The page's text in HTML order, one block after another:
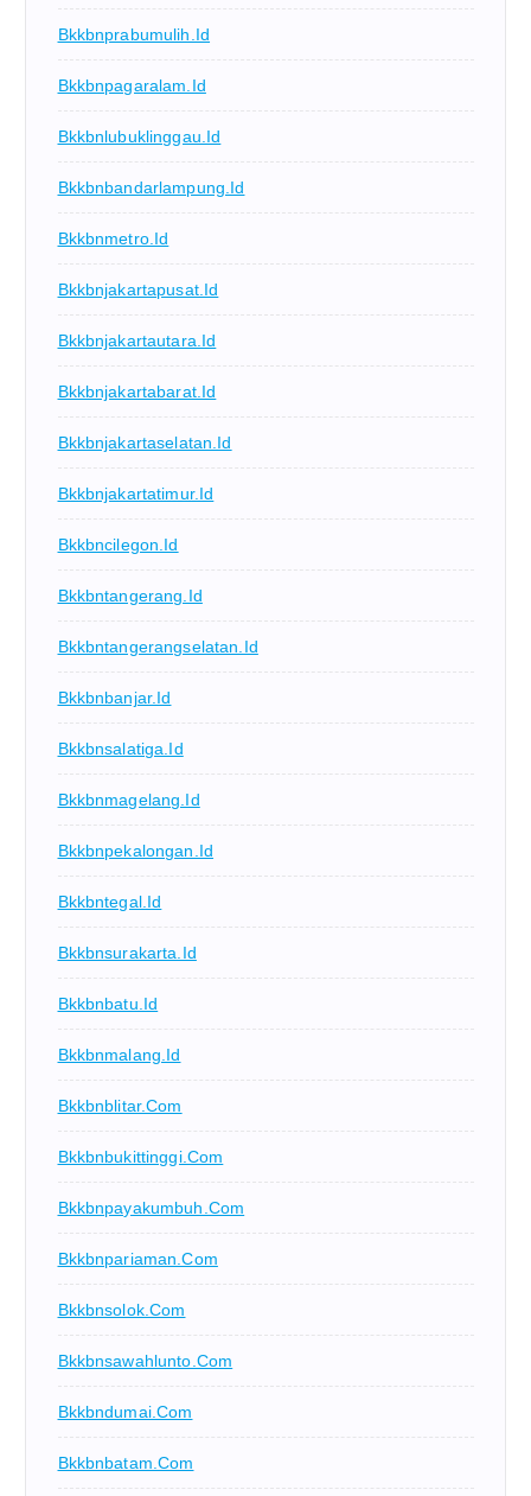
Bkkbnprabumulih.id
Bkkbnpagaralam.id
Bkkbnlubuklinggau.id
Bkkbnbandarlampung.id
Bkkbnmetro.id
Bkkbnjakartapusat.id
Bkkbnjakartautara.id
Bkkbnjakartabarat.id
Bkkbnjakartaselatan.id
Bkkbnjakartatimur.id
Bkkbncilegon.id
Bkkbntangerang.id
Bkkbntangerangselatan.id
Bkkbnbanjar.id
Bkkbnsalatiga.id
Bkkbnmagelang.id
Bkkbnpekalongan.id
Bkkbntegal.id
Bkkbnsurakarta.id
Bkkbnbatu.id
Bkkbnmalang.id
Bkkbnblitar.com
Bkkbnbukittinggi.com
Bkkbnpayakumbuh.com
Bkkbnpariaman.com
Bkkbnsolok.com
Bkkbnsawahlunto.com
Bkkbndumai.com
Bkkbnbatam.com